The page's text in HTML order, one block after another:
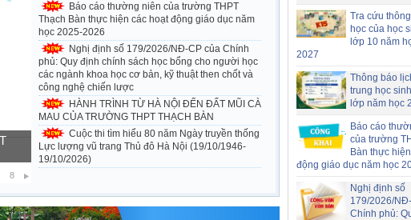
8
Báo cáo thường niên của trường THPT
Thạch Bàn thực hiện các hoạt động giáo dục năm
học 2025-2026
Nghị định số 179/2026/NĐ-CP của Chính
phủ: Quy định chính sách học bổng cho người học
các ngành khoa học cơ bản, kỹ thuật then chốt và
công nghệ chiến lược
HÀNH TRÌNH TỪ HÀ NỘI ĐẾN ĐẤT MŨI CÀ
MAU CỦA TRƯỜNG THPT THẠCH BÀN
Cuộc thi tìm hiểu 80 năm Ngày truyền thống
Lực lượng vũ trang Thủ đô Hà Nội (19/10/1946-
19/10/2026)
Tra cứu
học của học
lớp 10 năm
2027
Thông báo
trung học
lớp năm học
Báo cáo
của trường
Bàn thực
động giáo dục năm học
Nghị định số
179/2026/
Chính phủ: